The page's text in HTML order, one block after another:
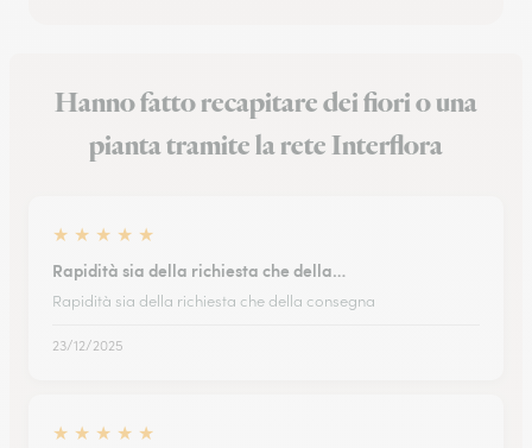
Hanno fatto recapitare dei fiori o una
pianta tramite la rete Interflora
★ ★ ★ ★ ★
Rapidità sia della richiesta che della…
Rapidità sia della richiesta che della consegna
23/12/2025
★ ★ ★ ★ ★